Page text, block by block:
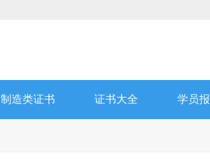
制造类证书 证书大全 学员